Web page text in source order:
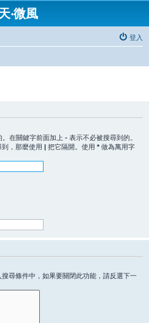
‧微風
登入
在關鍵字前面加上 - 表示不必被搜尋到的。
，那麼使用 | 把它隔開。使用 * 做為萬用字
尋條件中，如果要關閉此功能，請反選下一